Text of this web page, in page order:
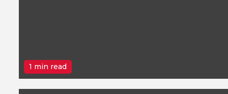
1 min read